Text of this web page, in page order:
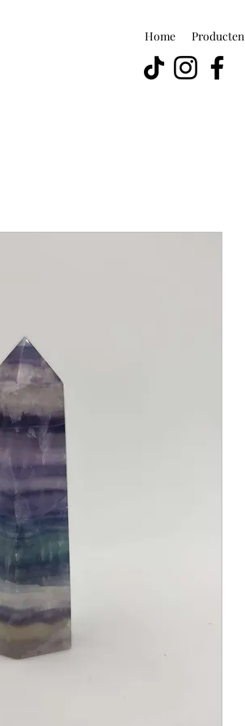
Home Producten